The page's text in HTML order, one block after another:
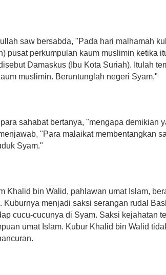
saw bersabda, "Pada hari malhamah
pusat perkumpulan kaum muslimin ketika
Damaskus (Ibu Kota Suriah). Itulah
muslimin. Beruntunglah negeri Syam."
sahabat bertanya, "mengapa demikian
"Para malaikat membentangkan
Syam."
Khalid bin Walid, pahlawan umat Islam,
Kuburnya menjadi saksi serangan rudal
cucu-cucunya di Syam. Saksi kejahatan
umat Islam. Kubur Khalid bin Walid